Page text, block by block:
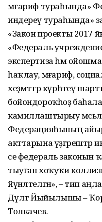
мәғариф тураһында»
индереү тураһында»
«Закон проекты 2017
«Федераль
экспертиза һәм
һаҡлау, мәғариф,
хеҙмәттәр күрһәтеү
бойондороҡһоҙ
камиллаштырыу
Федерацияһының
акттарына үҙгәрештәр
се федераль законын
тыуған хоҡуҡи
йүнәлтелгән», – тип
Дәүләт Йыйылышы –
Толкачев.